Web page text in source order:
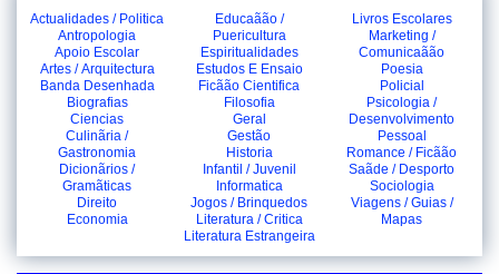
Actualidades / Politica
Antropologia
Apoio Escolar
Artes / Arquitectura
Banda Desenhada
Biografias
Ciencias
Culinãria /
Gastronomia
Dicionãrios /
Gramãticas
Direito
Economia
Educaãão /
Puericultura
Espiritualidades
Estudos E Ensaio
Ficãão Cientifica
Filosofia
Geral
Gestão
Historia
Infantil / Juvenil
Informatica
Jogos / Brinquedos
Literatura / Critica
Literatura Estrangeira
Livros Escolares
Marketing /
Comunicaãão
Poesia
Policial
Psicologia /
Desenvolvimento
Pessoal
Romance / Ficãão
Saãde / Desporto
Sociologia
Viagens / Guias /
Mapas